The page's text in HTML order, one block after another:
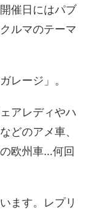
催日にはパブ
ルマのテーマ
レージ」。
アレディやハ
どのアメ車、
欧州車…何回
ます。レプリ